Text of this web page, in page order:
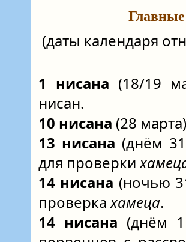
(даты календаря
1 нисана (18/19
нисан.
10 нисана (28
13 нисана (днём
для проверки
14 нисана (ночью
проверкахамеца.
14 нисана (днём